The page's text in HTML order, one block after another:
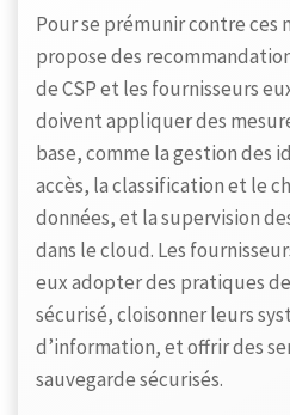
Pour se prémunir contre ces
propose des
de CSP et les fournisseurs
doivent appliquer des
base, comme la gestion des
accès, la classification et le
données, et la supervision
dans le cloud. Les
eux adopter des pratiques
sécurisé, cloisonner leurs
d’information, et offrir des
sauvegarde sécurisés.